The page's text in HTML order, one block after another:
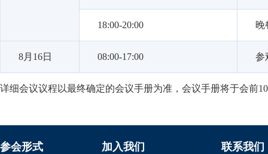
18:00-20:00 晚
8月16日 08:00-17:00 参
详细会议议程以最终确定的会议手册为准，会议手册将于会前
参会形式 加入我们 联系我们